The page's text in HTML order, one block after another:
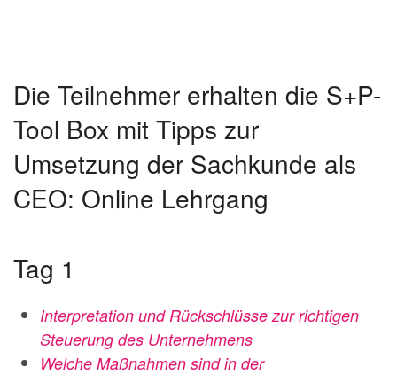
Die Teilnehmer erhalten die S+P-
Tool Box mit Tipps zur
Umsetzung der Sachkunde als
CEO: Online Lehrgang
Tag 1
Interpretation und Rückschlüsse zur richtigen
Steuerung des Unternehmens
Welche Maßnahmen sind in der